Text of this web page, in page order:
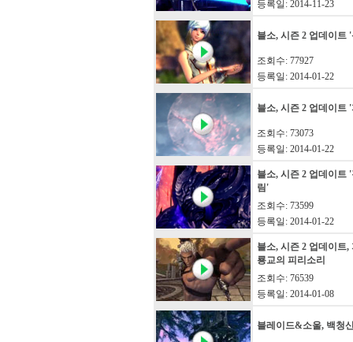
등록일: 2014-11-23
블소, 시즌 2 업데이트
조회수: 77927
등록일: 2014-01-22
블소, 시즌 2 업데이트
조회수: 73073
등록일: 2014-01-22
블소, 시즌 2 업데이트
림'
조회수: 73599
등록일: 2014-01-22
블소, 시즌 2 업데이트,
룡교의 피리소리
조회수: 76539
등록일: 2014-01-08
블레이드&소울, 백청